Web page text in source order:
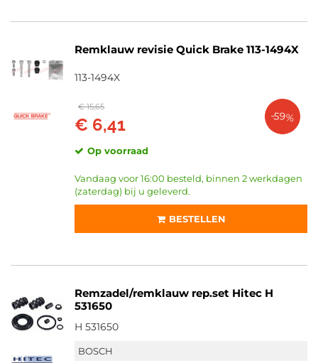
Remklauw revisie Quick Brake 113-1494X
113-1494X
€ 15,65
€ 6,41 -59%
Op voorraad
Vandaag voor 16:00 besteld, binnen 2 werkdagen
(zaterdag) bij u geleverd.
BESTELLEN
Remzadel/remklauw rep.set Hitec H
531650
H 531650
BOSCH